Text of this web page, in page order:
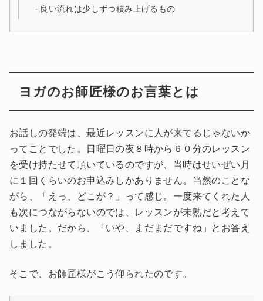
良い流れは少しずつ積み上げるもの
ヨガのお師匠様のお言葉とは
お話しの発端は、最近レッスンに人が来てるじゃないか
ってことでした。日曜日の夜８時から６０分のレッスン
を受け持たせて頂いているのですが、当時はせいぜい月
に１回くらいのお申込みしかありません。当然のことな
がら、「えっ、どこが？」って感じ。一度来てくれた人
も次につながらないのでは、レッスンが未熟だと考えて
いました。だから、「いや、まだまだですね」とお答え
しました。
そこで、お師匠様がこう仰られたのです。